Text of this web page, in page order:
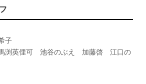
子
渕英俚可 池谷のぶえ 加藤啓 江口の